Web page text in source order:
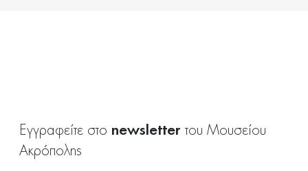
Εγγραφείτε στο newsletter του Μουσείου
Ακρόπολης